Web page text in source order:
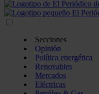
Secciones
Opinión
Política energética
Renovables
Mercados
Eléctricas